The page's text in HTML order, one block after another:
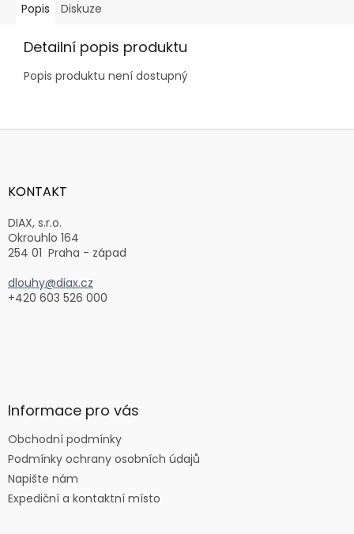
Popis Diskuze
Detailní popis produktu
Popis produktu není dostupný
Z
aKONTAKT
DIAX, s.r.o.
Okrouhlo 164
254 01 Praha - západ
dlouhy@diax.cz
+420 603 526 000
Informace pro vás
Obchodní podmínky
Podmínky ochrany osobních údajů
Napište nám
Expediční a kontaktní místo